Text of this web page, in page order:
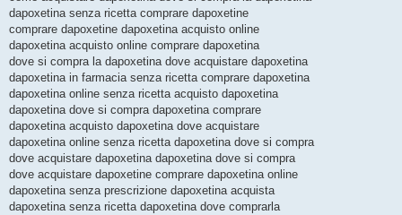
dapoxetina senza ricetta comprare dapoxetine
comprare dapoxetine dapoxetina acquisto online
dapoxetina acquisto online comprare dapoxetina
dove si compra la dapoxetina dove acquistare dapoxetina
dapoxetina in farmacia senza ricetta comprare dapoxetina
dapoxetina online senza ricetta acquisto dapoxetina
dapoxetina dove si compra dapoxetina comprare
dapoxetina acquisto dapoxetina dove acquistare
dapoxetina online senza ricetta dapoxetina dove si compra
dove acquistare dapoxetina dapoxetina dove si compra
dove acquistare dapoxetine comprare dapoxetina online
dapoxetina senza prescrizione dapoxetina acquista
dapoxetina senza ricetta dapoxetina dove comprarla